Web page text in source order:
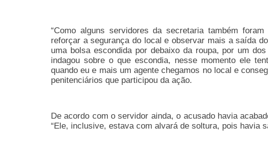
“Como alguns servidores da secretaria também
reforçar a segurança do local e observar mais a saída
uma bolsa escondida por debaixo da roupa, por um
indagou sobre o que escondia, nesse momento ele
quando eu e mais um agente chegamos no local e
penitenciários que participou da ação.
De acordo com o servidor ainda, o acusado havia
“Ele, inclusive, estava com alvará de soltura, pois havia